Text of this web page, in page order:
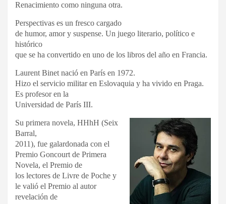
Renacimiento como ninguna otra.
Perspectivas es un fresco cargado
de humor, amor y suspense. Un juego literario, político e
histórico
que se ha convertido en uno de los libros del año en Francia.
Laurent Binet nació en París en 1972.
Hizo el servicio militar en Eslovaquia y ha vivido en Praga.
Es profesor en la
Universidad de París III.
Su primera novela, HHhH (Seix
Barral,
2011), fue galardonada con el
Premio Goncourt de Primera
Novela, el Premio de
los lectores de Livre de Poche y
le valió el Premio al autor
revelación de